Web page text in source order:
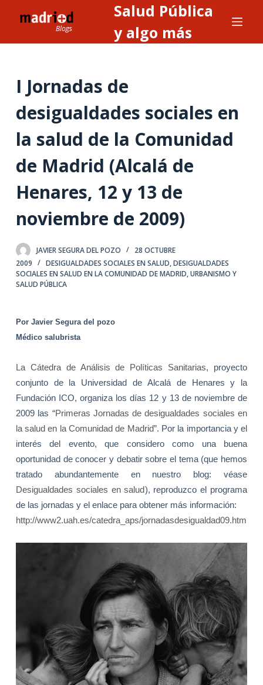
l
n
n
o
Salud Pública
y algo más
I Jornadas de
desigualdades sociales en
la salud de la Comunidad
de Madrid (Alcalá de
Henares, 12 y 13 de
noviembre de 2009)
JAVIER SEGURA DEL POZO
28 OCTUBRE
2009
DESIGUALDADES SOCIALES EN SALUD,DESIGUALDADES
SOCIALES EN SALUD EN LA COMUNIDAD DE MADRID,URBANISMO Y
SALUD PÚBLICA
Por Javier Segura del pozo
Médico salubrista
La Cátedra de Análisis de Políticas Sanitarias, proyecto
conjunto de la Universidad de Alcalá de Henares y
la
Fundación ICO, organiza los días 12 y 13 de noviembre de
2009 las “Primeras Jornadas de desigualdades sociales en
la salud en la Comunidad de Madrid”. Por la importancia y el
interés del evento, que considero como una buena
oportunidad de conocer y debatir sobre el tema (que hemos
tratado abundantemente en nuestro blog: véase
Desigualdades sociales en salud), reproduzco el programa
de las jornadas y el enlace para obtener más información:
http://www2.uah.es/catedra_aps/jornadasdesigualdad09.htm